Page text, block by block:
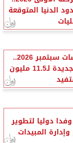
الدنيا المتوقعة
موعد صرف معاشات سبتمبر 2026..
تفاصيل الزيادة الجديدة لـ11.5 مليون
دوليا لتطوير
المبيدات